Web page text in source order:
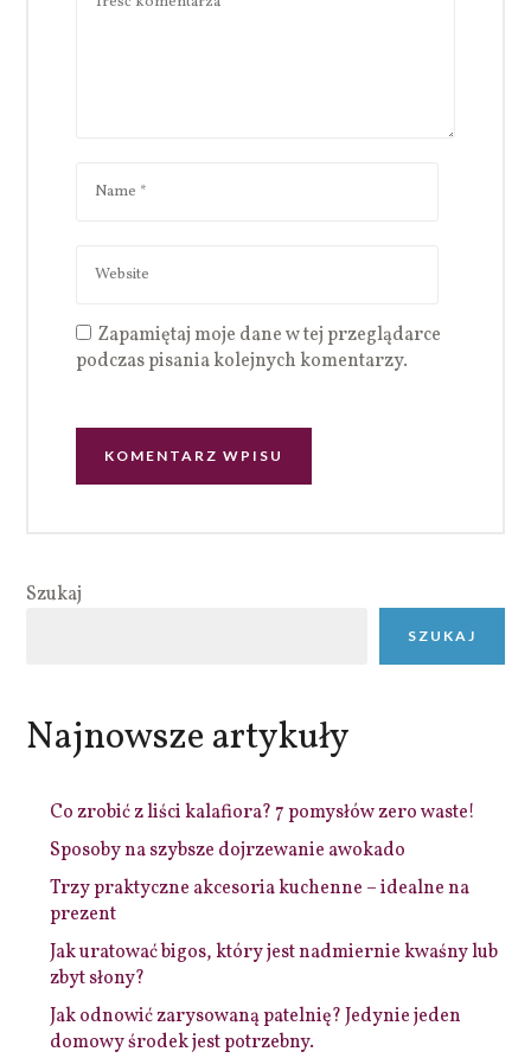
Zapamiętaj moje dane w tej przeglądarce
podczas pisania kolejnych komentarzy.
Szukaj
SZUKAJ
Najnowsze artykuły
Co zrobić z liści kalafiora? 7 pomysłów zero waste!
Sposoby na szybsze dojrzewanie awokado
Trzy praktyczne akcesoria kuchenne – idealne na
prezent
Jak uratować bigos, który jest nadmiernie kwaśny lub
zbyt słony?
Jak odnowić zarysowaną patelnię? Jedynie jeden
domowy środek jest potrzebny.